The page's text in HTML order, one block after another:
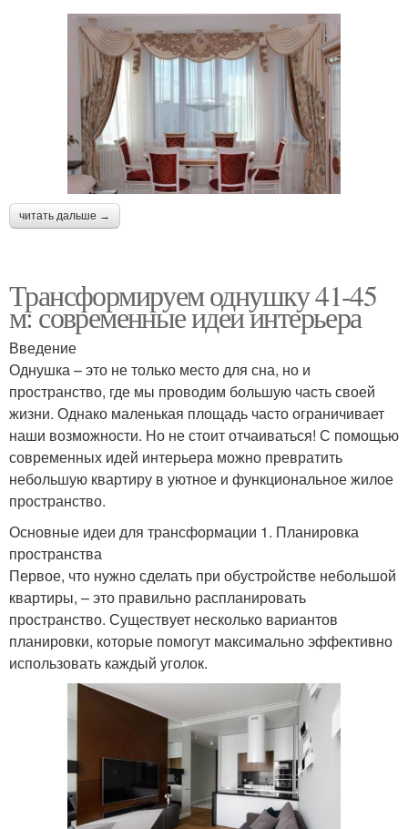
читать дальше →
Трансформируем однушку 41-45
м: современные идеи интерьера
Введение
Однушка – это не только место для сна, но и
пространство, где мы проводим большую часть своей
жизни. Однако маленькая площадь часто ограничивает
наши возможности. Но не стоит отчаиваться! С помощью
современных идей интерьера можно превратить
небольшую квартиру в уютное и функциональное жилое
пространство.
Основные идеи для трансформации 1. Планировка
пространства
Первое, что нужно сделать при обустройстве небольшой
квартиры, – это правильно распланировать
пространство. Существует несколько вариантов
планировки, которые помогут максимально эффективно
использовать каждый уголок.